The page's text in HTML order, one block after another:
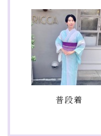
普段着